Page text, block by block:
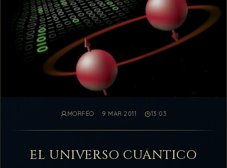
MORFÉO 9 MAR 2011 13:03
EL UNIVERSO CUÁNTICO